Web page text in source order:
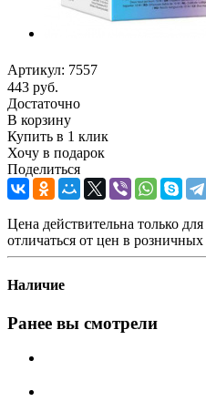
Артикул: 7557
443 руб.
Достаточно
В корзину
Купить в 1 клик
Хочу в подарок
Поделиться
Цена действительна только
отличаться от цен в
Наличие
Ранее вы смотрели